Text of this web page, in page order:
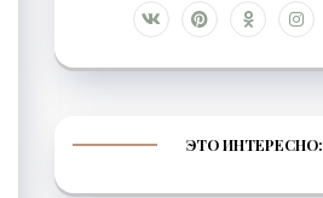
ЭТО ИНТЕРЕСНО: